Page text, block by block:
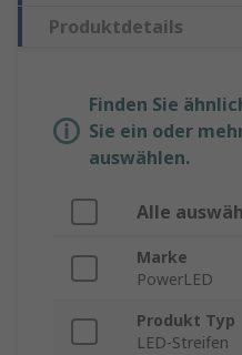
Produktdetails
Finden Sie
Sie ein oder
auswählen.
Alle
Marke
PowerLED
Produkt Typ
LED-Streifen